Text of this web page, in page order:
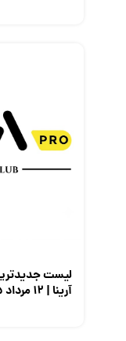
لیست
آرینا | ۱۲ مرداد ۱۴۰۵